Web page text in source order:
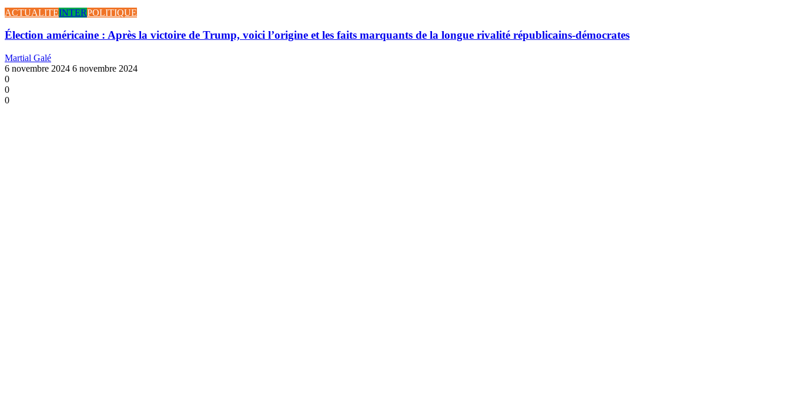
ACTUALITEINTERPOLITIQUE
Élection américaine : Après la victoire de Trump, voici l’origine et les faits marquants de la longue rivalité républicains-démocrates
Martial Galé
6 novembre 2024 6 novembre 2024
0
0
0